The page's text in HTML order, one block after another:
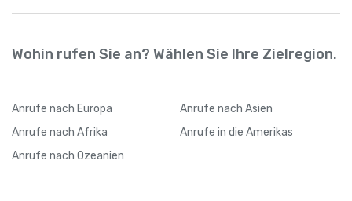
Wohin rufen Sie an? Wählen Sie Ihre Zielregion.
Anrufe nach Europa Anrufe nach Asien
Anrufe nach Afrika Anrufe in die Amerikas
Anrufe nach Ozeanien